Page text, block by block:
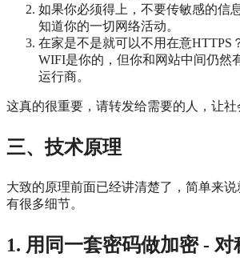
如果你必须得上，不要传敏感的信
知道你的一切网络活动。
在家是不是就可以不用在意HTTPS
WIFI是你的，但你和网站中间仍然
运行商。
这真的很重要，请转发给需要的人，让社
三、技术原理
大致的原理前面已经讲清楚了，简单来
有很多细节。
1. 用同一套密码做加密 - 对